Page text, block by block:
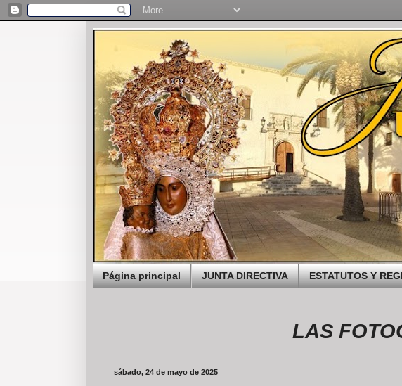
Página principal JUNTA DIRECTIVA ESTATUTOS Y
LAS
sábado, 24 de mayo de 2025